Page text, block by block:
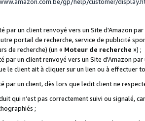
par un client renvoyé vers un Site d'Amazon
portail de recherche, service de publicité
de recherche) (un « Moteur de recherche ») ;
par un client renvoyé vers un Site d'Amazon
le client ait à cliquer sur un lien ou à
par un client, dès lors que ledit client ne
qui n’est pas correctement suivi ou signalé,
;